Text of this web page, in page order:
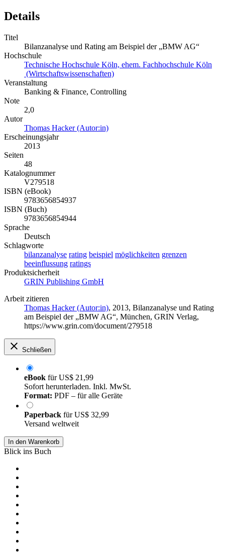
Details
Titel
Bilanzanalyse und Rating am Beispiel der „BMW AG“
Hochschule
Technische Hochschule Köln, ehem. Fachhochschule Köln
(Wirtschaftswissenschaften)
Veranstaltung
Banking & Finance, Controlling
Note
2,0
Autor
Thomas Hacker (Autor:in)
Erscheinungsjahr
2013
Seiten
48
Katalognummer
V279518
ISBN (eBook)
9783656854937
ISBN (Buch)
9783656854944
Sprache
Deutsch
Schlagworte
bilanzanalyse rating beispiel möglichkeiten grenzen
beeinflussung ratings
Produktsicherheit
GRIN Publishing GmbH
Arbeit zitieren
Thomas Hacker (Autor:in), 2013, Bilanzanalyse und Rating
am Beispiel der „BMW AG“, München, GRIN Verlag,
https://www.grin.com/document/279518
Schließen
eBook fürUS$ 21,99
Sofort herunterladen. Inkl. MwSt.
Format: PDF – für alle Geräte
Paperback fürUS$ 32,99
Versand weltweit
In den Warenkorb
Blick ins Buch